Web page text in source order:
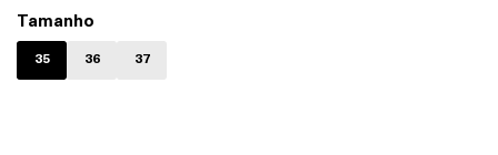
Tamanho
35 36 37